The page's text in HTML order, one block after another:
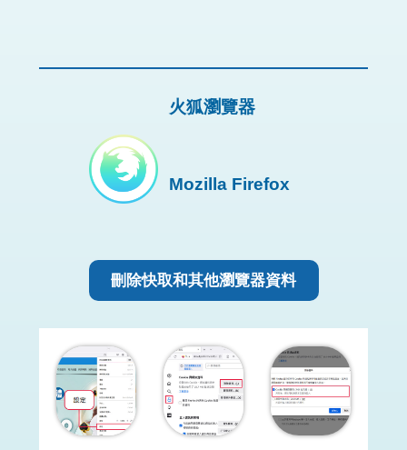
火狐瀏覽器
Mozilla Firefox
刪除快取和其他瀏覽器資料